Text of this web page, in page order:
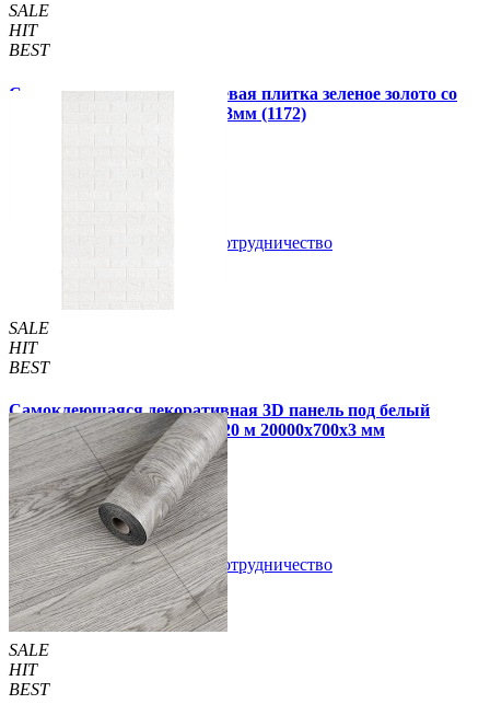
SALE
HIT
BEST
Самоклеющаяся алюминиевая плитка зеленое золото со
стразами мозаика 300х300х3мм (1172)
В закладки Сотрудничество
SALE
HIT
BEST
Самоклеющаяся декоративная 3D панель под белый
матовый кирпич в рулоне 20 м 20000x700x3 мм
1 850 грн./шт 2 899 грн./шт
Купить В закладки Сотрудничество
SALE
HIT
BEST